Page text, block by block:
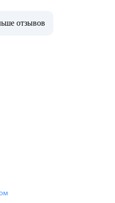
отзывов